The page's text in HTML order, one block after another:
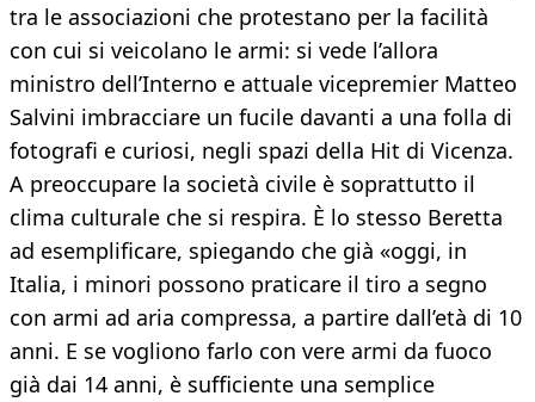
tra le associazioni che protestano per la facilità
con cui si veicolano le armi: si vede l’allora
ministro dell’Interno e attuale vicepremier Matteo
Salvini imbracciare un fucile davanti a una folla di
fotografi e curiosi, negli spazi della Hit di Vicenza.
A preoccupare la società civile è soprattutto il
clima culturale che si respira. È lo stesso Beretta
ad esemplificare, spiegando che già «oggi, in
Italia, i minori possono praticare il tiro a segno
con armi ad aria compressa, a partire dall’età di 10
anni. E se vogliono farlo con vere armi da fuoco
già dai 14 anni, è sufficiente una semplice